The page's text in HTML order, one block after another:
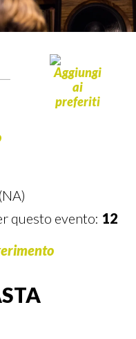
(NA)
questo evento: 12